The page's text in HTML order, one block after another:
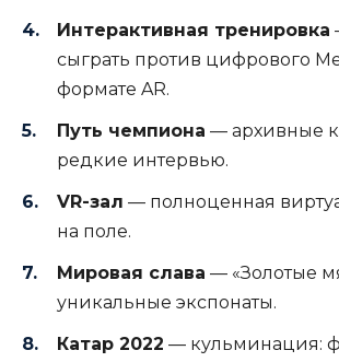
Интерактивная тренировка
сыграть против цифрового
формате AR.
Путь чемпиона — архивные
редкие интервью.
VR-зал — полноценная
на поле.
Мировая слава — «Золотые
уникальные экспонаты.
Катар 2022 — кульминация: